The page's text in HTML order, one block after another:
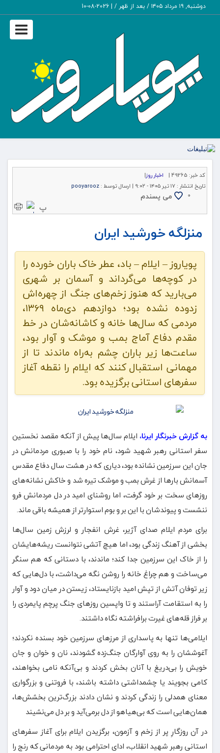
دوشنبه, ۱۹ مرداد ۱۴۰۵ / بعد از ظهر / |
2026-08-10
Toggle
کد خبر: 49265 | اخبار روز|
تاریخ انتشار : ۱۷ تیر ۱۴۰۵ - ۹:۰۲ | ارسال توسط : pooyarooz
۰
می پسندم
پ
منزلگه خورشید ایران
پویاروز – ایلام – باد، عطر خاک باران‌ خورده را
در کوچه‌ها می‌گرداند و آسمان بر شهری
می‌بارید که هنوز زخم‌های جنگ از چهره‌اش
زدوده نشده بود؛ دوازدهم دی‌ماه ۱۳۶۹،
مردمی که سال‌ها خانه و کاشانه‌شان در خط
مقدم دفاع آماج بمب و موشک و آوار بود،
ساعت‌ها زیر باران چشم‌ به‌راه ماندند تا از
مهمانی استقبال کنند که ایلام را نقطه آغاز
سفرهای استانی برگزیده بود.
به گزارش خبرنگار ایرنا، ایلام سال‌ها پیش از آنکه مقصد نخستین
سفر استانی رهبر شهید شود، نام خود را با صبوری مردمانش در
جان این سرزمین نشانده بود، دیاری که در هشت سال دفاع مقدس
آسمانش بارها از غرش بمب و موشک تیره شد و خاکش نشانه‌های
روزهای سخت بر خود گرفت، اما روشنای امید در دل مردمانش فرو
ننشست و پیوندشان با این بر و بوم استوارتر از همیشه باقی ماند.
برای مردم ایلام صدای آژیر، غرش انفجار و لرزش زمین سال‌ها
بخشی از آهنگ زندگی بود، اما هیچ آتشی نتوانست ریشه‌هایشان
را از خاک این سرزمین جدا کند؛ ماندند، با دستانی که هم سنگر
می‌ساخت و هم چراغ خانه را روشن نگه می‌داشت، با دل‌هایی که
زیر توفان آتش از تپش امید بازنایستاد، زیستن در میان دود و آوار
را به استقامت آراستند و تا واپسین روزهای جنگ پرچم پایمردی را
بر فراز قله‌های غیرت برافراشته نگاه داشتند.
ایلامی‌ها تنها به پاسداری از مرزهای سرزمین خود بسنده نکردند؛
آغوششان را به روی آوارگان جنگ‌زده گشودند، نان و خوان و جان
خویش را بی‌دریغ با آنان بخش کردند و بی‌آنکه نامی بخواهند،
کامی بجویند یا چشمداشتی داشته باشند، با فروتنی و بزرگواری
معنای همدلی را زندگی کردند و نشان دادند بزرگ‌ترین بخشش‌ها،
همان‌هایی است که بی‌هیاهو از دل برمی‌آید و بر دل می‌نشیند
در آن روزگارِ پر از زخم و آزمون، برگزیدن ایلام برای آغاز سفرهای
استانی رهبر شهید انقلاب، ادای احترامی بود به مردمانی که رنج را